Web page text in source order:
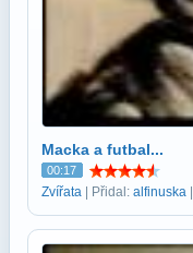
Macka a futbal...
00:17
Zvířata | Přidal: alfinuska